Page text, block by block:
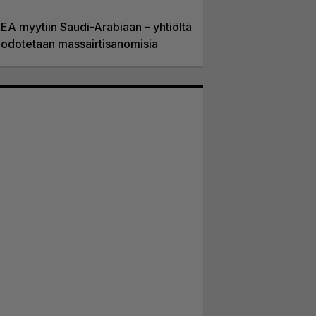
EA myytiin Saudi-Arabiaan – yhtiöltä
odotetaan massairtisanomisia